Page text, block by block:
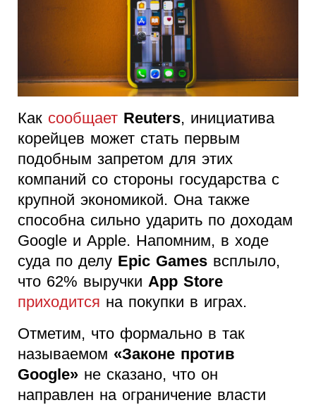
Как сообщает Reuters, инициатива
корейцев может стать первым
подобным запретом для этих
компаний со стороны государства с
крупной экономикой. Она также
способна сильно ударить по доходам
Google и Apple. Напомним, в ходе
суда по делу Epic Games всплыло,
что 62% выручки App Store
приходится на покупки в играх.
Отметим, что формально в так
называемом «Законе против
Google» не сказано, что он
направлен на ограничение власти